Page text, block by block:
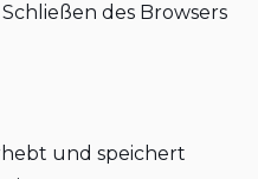
des Browsers
und speichert